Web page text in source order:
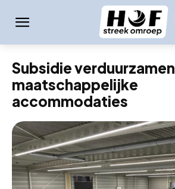
Subsidie verduurzamen
maatschappelijke
accommodaties